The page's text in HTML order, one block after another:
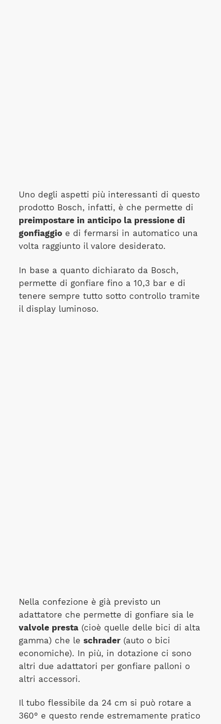
Uno degli aspetti più interessanti di questo
prodotto Bosch, infatti, è che permette di
preimpostare in anticipo la pressione di
gonfiaggioe di fermarsi in automatico una
volta raggiunto il valore desiderato.
In base a quanto dichiarato da Bosch,
permette di gonfiare fino a 10,3 bar e di
tenere sempre tutto sotto controllo tramite
il display luminoso.
Nella confezione è già previsto un
adattatore che permette di gonfiare sia le
valvole presta(cioè quelle delle bici di alta
gamma) che le schrader(auto o bici
economiche). In più, in dotazione ci sono
altri due adattatori per gonfiare palloni o
altri accessori.
Il tubo flessibile da 24 cm si può rotare a
360° e questo rende estremamente pratico